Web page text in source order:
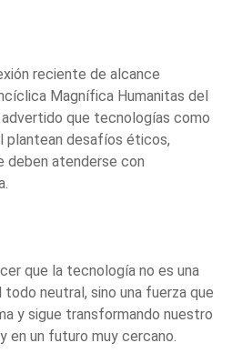
reciente de alcance
Magnífica Humanitas del
advertido que tecnologías como
plantean desafíos éticos,
deben atenderse con
que la tecnología no es una
neutral, sino una fuerza que
y sigue transformando nuestro
en un futuro muy cercano.